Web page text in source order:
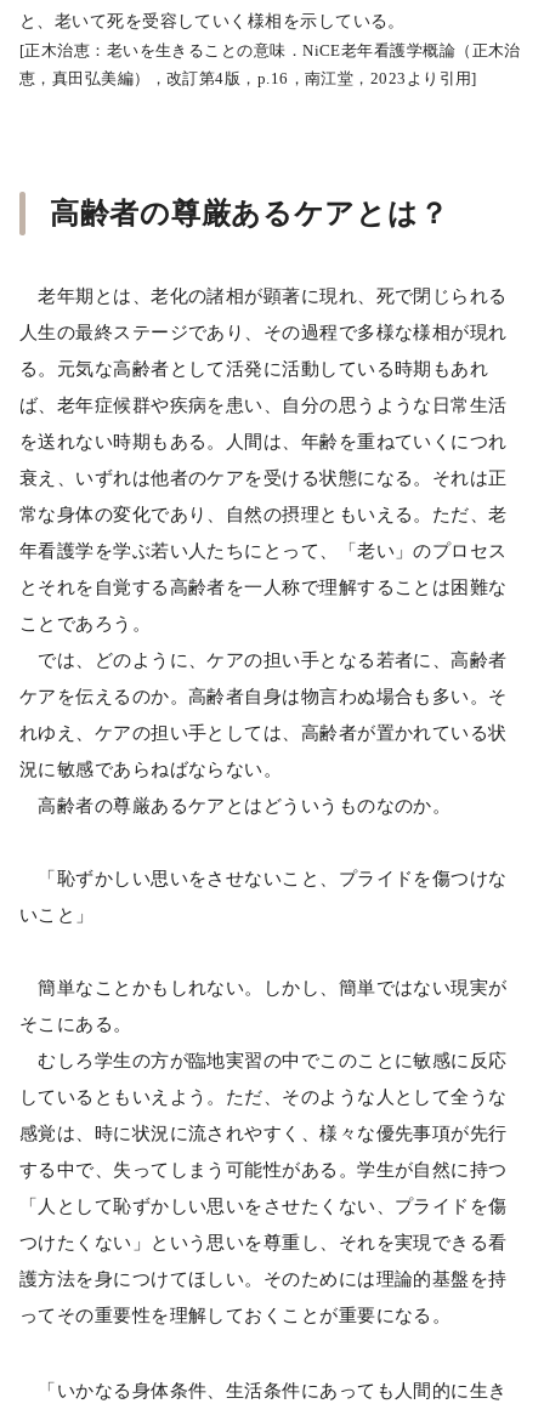
と、老いて死を受容していく様相を示している。
[正木治恵：老いを生きることの意味．NiCE老年看護学概論（正木治
恵，真田弘美編），改訂第4版，p.16，南江堂，2023より引用]
高齢者の尊厳あるケアとは？
老年期とは、老化の諸相が顕著に現れ、死で閉じられる
人生の最終ステージであり、その過程で多様な様相が現れ
る。元気な高齢者として活発に活動している時期もあれ
ば、老年症候群や疾病を患い、自分の思うような日常生活
を送れない時期もある。人間は、年齢を重ねていくにつれ
衰え、いずれは他者のケアを受ける状態になる。それは正
常な身体の変化であり、自然の摂理ともいえる。ただ、老
年看護学を学ぶ若い人たちにとって、「老い」のプロセス
とそれを自覚する高齢者を一人称で理解することは困難な
ことであろう。
では、どのように、ケアの担い手となる若者に、高齢者
ケアを伝えるのか。高齢者自身は物言わぬ場合も多い。そ
れゆえ、ケアの担い手としては、高齢者が置かれている状
況に敏感であらねばならない。
高齢者の尊厳あるケアとはどういうものなのか。
「恥ずかしい思いをさせないこと、プライドを傷つけな
いこと」
簡単なことかもしれない。しかし、簡単ではない現実が
そこにある。
むしろ学生の方が臨地実習の中でこのことに敏感に反応
しているともいえよう。ただ、そのような人として全うな
感覚は、時に状況に流されやすく、様々な優先事項が先行
する中で、失ってしまう可能性がある。学生が自然に持つ
「人として恥ずかしい思いをさせたくない、プライドを傷
つけたくない」という思いを尊重し、それを実現できる看
護方法を身につけてほしい。そのためには理論的基盤を持
ってその重要性を理解しておくことが重要になる。
「いかなる身体条件、生活条件にあっても人間的に生き